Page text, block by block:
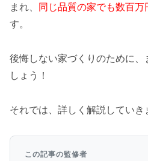
まれ、
同じ品質の家でも数百万
す。
後悔しない家づくりのために、
しょう！
それでは、詳しく解説していき
この記事の監修者